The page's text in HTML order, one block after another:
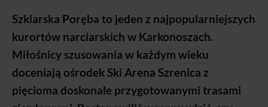
Szklarska Poręba to jeden z najpopularniejszych
kurortów narciarskich w Karkonoszach.
Miłośnicy szusowania w każdym wieku
doceniają ośrodek Ski Arena Szrenica z
pięcioma doskonale przygotowanymi trasami